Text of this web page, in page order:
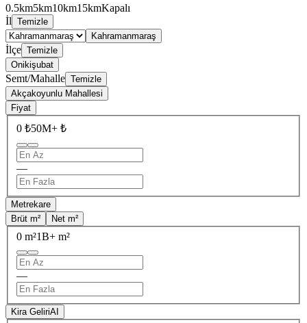
0.5km5km10km15kmKapalı
İl Temizle
Kahramanmaraş
İlçe Temizle
Onikişubat
Semt/Mahalle Temizle
Akçakoyunlu Mahallesi
Fiyat
0 ₺50M+ ₺
—
Metrekare
Brüt m²
Net m²
0 m²1B+ m²
—
Kira GeliriAI